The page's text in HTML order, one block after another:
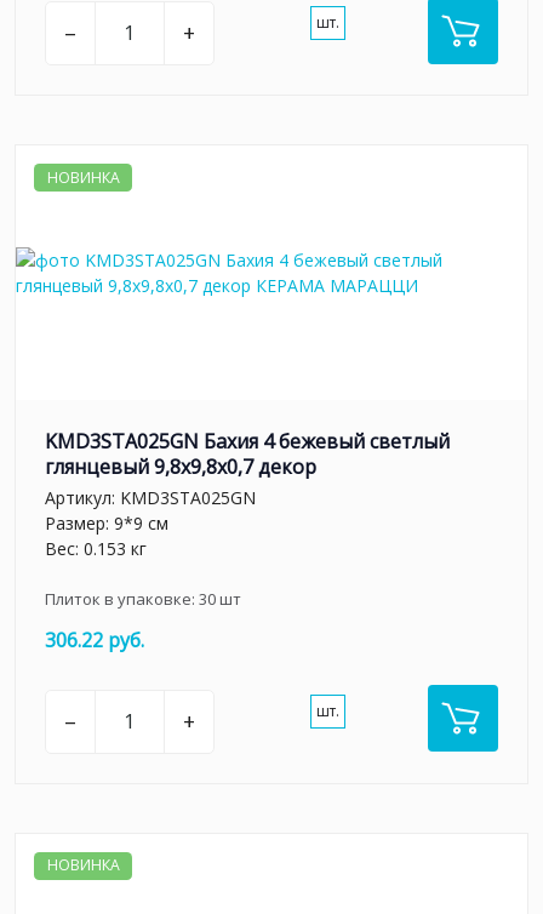
– + шт.
НОВИНКА
KMD3STA025GN Бахия 4 бежевый светлый
глянцевый 9,8x9,8x0,7 декор
Артикул: KMD3STA025GN
Размер: 9*9 см
Вес: 0.153 кг
Плиток в упаковке: 30шт
306.22 руб.
– + шт.
НОВИНКА